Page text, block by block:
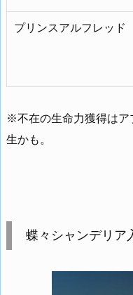
プリンスアルフレッド
※不在の生命力獲得はア
生かも。
蝶々シャンデリア